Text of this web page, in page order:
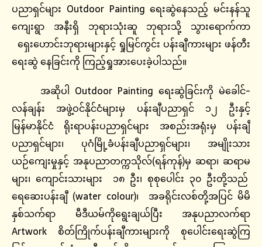
ပညာရှင်များ Outdoor Painting ရေးဆွဲနေသည့် မင်းနန်သူ
ကျေးရွာ အနီးရှိ ဘုရားသုံးဆူ ဘုရားသို့ သွားရောက်ကာ
ရှေးဟောင်းဘုရားများနှင့် ရှုမြင်ကွင်း ပန်းချီကားများ ဖန်တီး
ရေးဆွဲ နေခြင်းကို ကြည့်ရှုအားပေးခဲ့ပါသည်။
အဆိုပါ Outdoor Painting ရေးဆွဲခြင်းကို မဲခေါင်-
လန်ချန်း အဖွဲ့ဝင်နိုင်ငံများမှ ပန်းချီပညာရှင် ၁၂ ဦးနှင့်
မြန်မာနိုင်ငံ ရိုးရာပန်းပညာရှင်များ အစည်းအရုံးမှ ပန်းချီ
ပညာရှင်များ၊ ပုဂံမြို့ခံပန်းချီပညာရှင်များ၊ အမျိုးသား
ယဉ်ကျေးမှုနှင့် အနုပညာတက္ကသိုလ်(ရန်ကုန်)မှ ဆရာ၊ ဆရာမ
များ၊ ကျောင်းသားများ ၁၈ ဦး၊ စုစုပေါင်း ၃၀ ဦးတို့သည်
ရေဆေးပန်းချီ (water colour)၊ အခရိုင်းလစ်တို့အပြင် မိမိ
နှစ်သက်ရာ မီဒီယမ်ကိုရွေးချယ်ပြီး အနုပညာလက်ရာ
Artwork စိတ်ကြိုက်ပန်းချီကားများကို စုပေါင်းရေးဆွဲကြ